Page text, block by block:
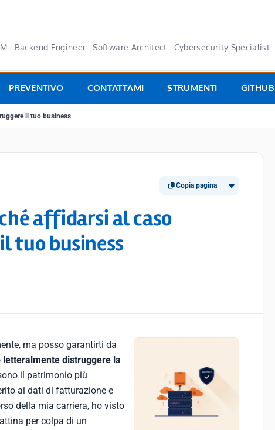
· Backend Engineer · Software Architect · Cybersecurity Specialist
PREVENTIVO CONTATTAMI STRUMENTI GITHUB
il tuo business
Copia pagina
affidarsi al caso
tuo business
ma posso garantirti da
distruggere la
il patrimonio più
ai dati di fatturazione e
della mia carriera, ho visto
per colpa di un